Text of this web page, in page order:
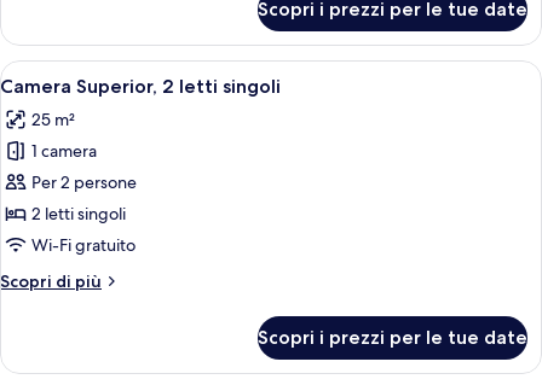
divano
letto
Superior,
letto
con
divano
Scopri i prezzi per le tue date
Apri
tutte
le
foto
per
Camera
Superior,
letti
Una camera d'albergo con due letti,
8
Camera Superior, 2 letti singoli
25 m²
1 camera
Per 2 persone
2 letti singoli
Wi-Fi gratuito
Scopri di più
Altri
Superior,
Scopri i prezzi per le tue date